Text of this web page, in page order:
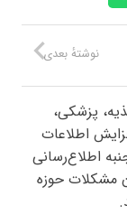
نوشتهٔ بعدی
پزشکی،
اطلاعات
اطلاع‌رسانی
مشکلات حوزه